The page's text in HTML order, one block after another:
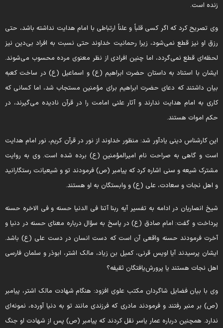
زنده است.
وی تصریح کرد که اگر کسی قلباً و علناً ارتباطی با امام هدایت نداشته باشد، حتی
رزق او نیز قطع نمی‌شود، زیرا رحمانیت خداوند حتی نسبت به افراد بی‌دین نیز
لحظه‌ای قطع نمی‌گردد، اما چنین افرادی از نظر معنوی مرده محسوب می‌شوند.
ایشان با استناد به داستان حضرت ابراهیم (ع) و اسماعیل (ع) در ساخت کعبه
بیان داشتند که دعای حضرت ابراهیم برای مؤمنین مستجاب شد، اما کسانی که
کاری به امام هدایت ندارند و آثار علنی امامت را در قرآن نادیده می‌گیرند، در
حکم اموات هستند.
این کارشناس دینی یادآور شد: منظور خداوند از نور در قرآن کریم، نور امام هدایت
است و گاهی به صراحت نام امیرالمؤمنین (ع) برده شده است. وی به روایت
مشترک شیعه و سنی اشاره کرد که پیامبر (ص) فرمودند تو و شیعیانت رستگارانید
و اهل نجات و سعادت، علی (ع) و وابستگان به او هستند.
شیخ انصاریان در ادامه به تفسیر آیه ربنا آتنا فی الدنیا حسنه و فی الاخره حسنه
پرداخت و گفت: امام صادق (ع) در پاسخ به سؤال درباره معنای حسنه در دنیا و
آخرت فرمودند حسنه واقعی آن است که دست انسان در دست علی (ع) باشد.
ایشان پرسیدند آیا اویس قرنی، کمیل بن زیاد، مالک اشتر، ابوذر و سلمان فارسی
اهل نجات هستند یا پرورش‌یافتگان ثقیفه؟
وی با بیان فضایل شاگردان مکتب علوی افزود: هنگام شهادت مالک اشتر، پیامبر
(ص) بر منبر رفتند و فرمودند مادری که فرزندی مانند تو به دنیا آورده، نمونه‌ای
ندارد. همچنین درباره عمار یاسر نقل کردند که پیامبر (ص) پس از شهادت او جنگ